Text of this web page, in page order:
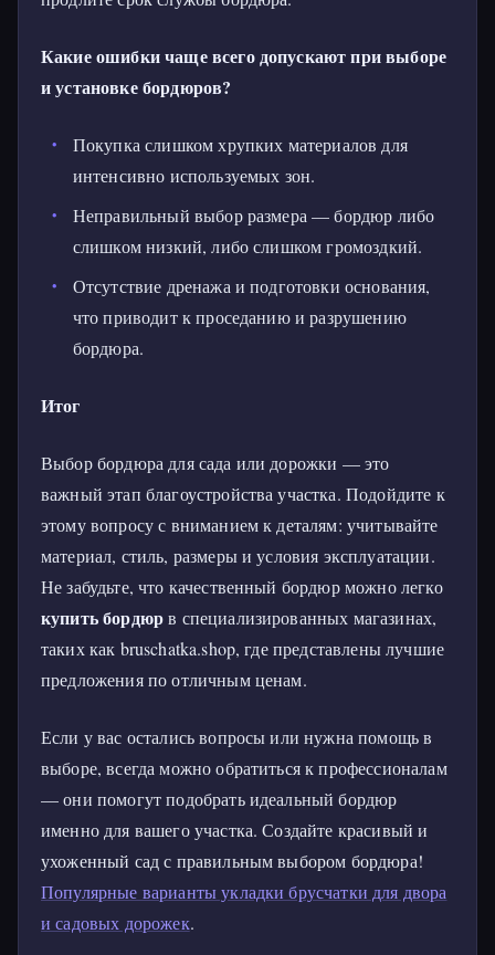
Какие ошибки чаще всего допускают при выборе
и установке бордюров?
Покупка слишком хрупких материалов для
интенсивно используемых зон.
Неправильный выбор размера — бордюр либо
слишком низкий, либо слишком громоздкий.
Отсутствие дренажа и подготовки основания,
что приводит к проседанию и разрушению
бордюра.
Итог
Выбор бордюра для сада или дорожки — это
важный этап благоустройства участка. Подойдите к
этому вопросу с вниманием к деталям: учитывайте
материал, стиль, размеры и условия эксплуатации.
Не забудьте, что качественный бордюр можно легко
купить бордюрв специализированных магазинах,
таких как bruschatka.shop, где представлены лучшие
предложения по отличным ценам.
Если у вас остались вопросы или нужна помощь в
выборе, всегда можно обратиться к профессионалам
— они помогут подобрать идеальный бордюр
именно для вашего участка. Создайте красивый и
ухоженный сад с правильным выбором бордюра!
Популярные варианты укладки брусчатки для двора
и садовых дорожек.